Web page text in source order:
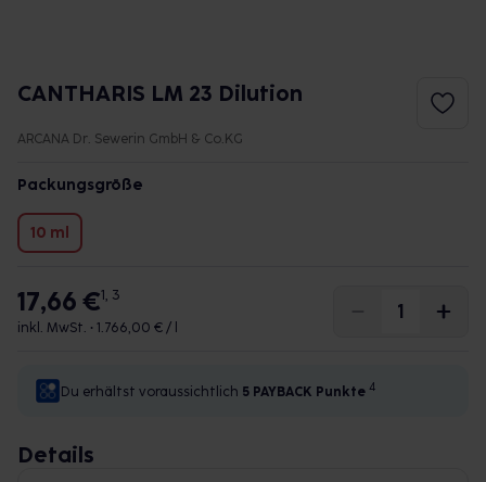
CANTHARIS LM 23 Dilution
ARCANA Dr. Sewerin GmbH & Co.KG
Packungsgröße
10 ml
17,66 €1, 3
inkl. MwSt. • 1.766,00 € / l
Du erhältst voraussichtlich 5 PAYBACK Punkte 4
Details